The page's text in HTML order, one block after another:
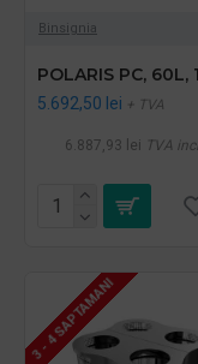
Binsignia
POLARIS PC, 60L,
5.692,50 lei + TVA
6.887,93 lei TVA
3 - 4 SAPTAMANI